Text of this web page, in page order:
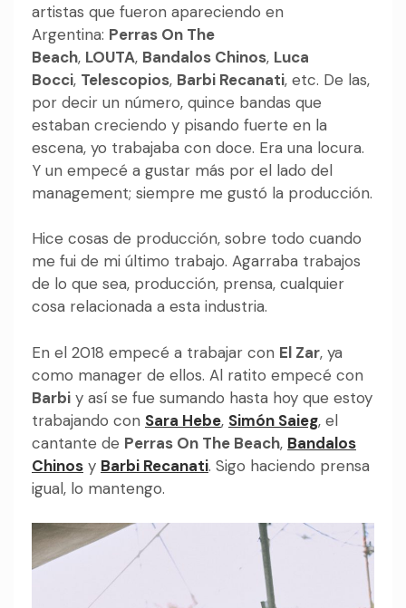
artistas que fueron apareciendo en
Argentina: Perras On The
Beach, LOUTA, Bandalos Chinos, Luca
Bocci, Telescopios, Barbi Recanati, etc. De las,
por decir un número, quince bandas que
estaban creciendo y pisando fuerte en la
escena, yo trabajaba con doce. Era una locura.
Y un empecé a gustar más por el lado del
management; siempre me gustó la producción.
Hice cosas de producción, sobre todo cuando
me fui de mi último trabajo. Agarraba trabajos
de lo que sea, producción, prensa, cualquier
cosa relacionada a esta industria.
En el 2018 empecé a trabajar con El Zar, ya
como manager de ellos. Al ratito empecé con
Barbi y así se fue sumando hasta hoy que estoy
trabajando con Sara Hebe, Simón Saieg, el
cantante de Perras On The Beach, Bandalos
Chinos y Barbi Recanati. Sigo haciendo prensa
igual, lo mantengo.